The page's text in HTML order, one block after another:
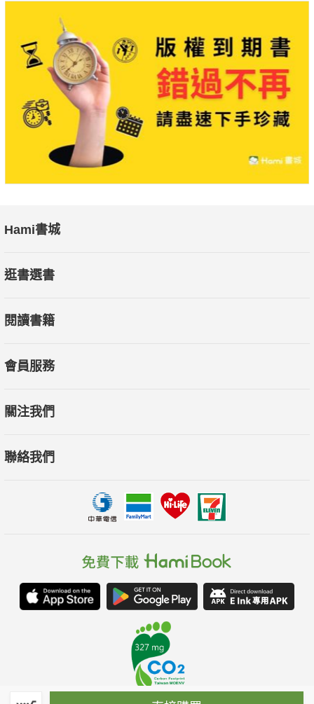
Hami書城
逛書選書
閱讀書籍
會員服務
關注我們
聯絡我們